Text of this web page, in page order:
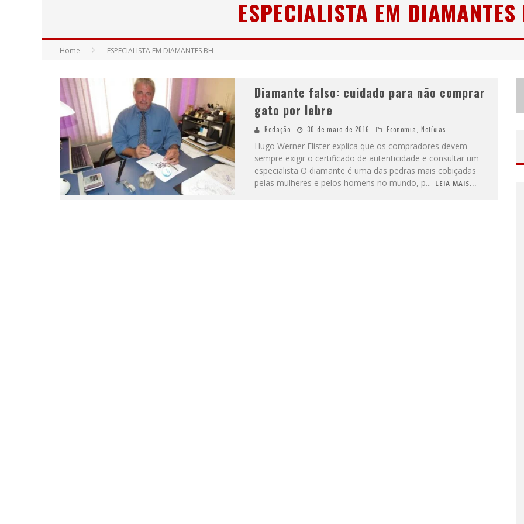
N
O CLIMA DO HEXA: “PASSINHO DO BRASIL”, DA DJ DANNY ALBUQUERQUE, É A MÚSICA QUE EMBALA A TORCIDA BRASILEIRA NA COPA DO MUNDO 2026
ESPECIALISTA EM
Home ESPECIALISTA EM DIAMANTES BH
Diamante falso: cuidado para não comprar
gato por lebre
Redação 30 de maio de 2016 Economia Notícias
Hugo Werner Flister explica que os compradores devem
sempre exigir o certificado de autenticidade e consultar um
especialista O diamante é uma das pedras mais cobiçadas
pelas mulheres e pelos homens no mundo, p... LEIA MAIS...